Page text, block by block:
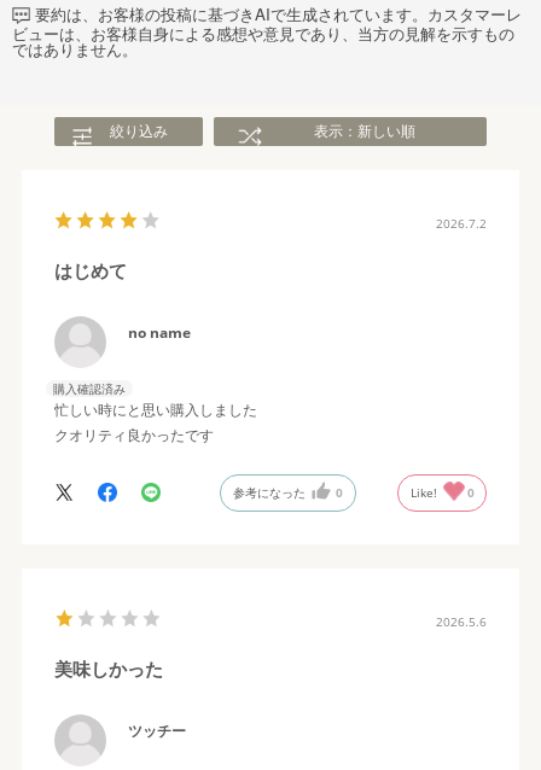
要約は、お客様の投稿に基づきAIで生成されています。カスタマーレ
ビューは、お客様自身による感想や意見であり、当方の見解を示すもの
ではありません。
絞り込み 表示：新しい順
2026.7.2
はじめて
no name
購入確認済み
忙しい時にと思い購入しました
クオリティ良かったです
参考になった 0 Like! 0
2026.5.6
美味しかった
ツッチー